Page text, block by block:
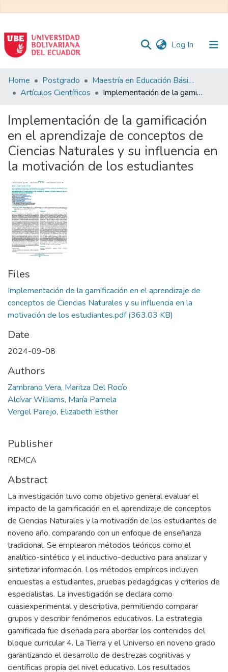
Log In (current)
Communities
&
All of DSpace
Statistics
Home Postgrado
Maestría en Educación Básica
Artículos Científicos
Implementación de la gamificación en el aprendizaje de conceptos de Ciencias Naturales y su influencia en la motivación de los estudiantes
Implementación de la gamificación
en el aprendizaje de conceptos de
Ciencias Naturales y su influencia en
la motivación de los estudiantes
Files
Implementación de la gamificación en el aprendizaje de
conceptos de Ciencias Naturales y su influencia en la
motivación de los estudiantes.pdf(363.03 KB)
Date
2024-09-08
Authors
Zambrano Vera, Maritza Del Rocío
Alcívar Williams, María Pamela
Vergel Parejo, Elizabeth Esther
Publisher
REMCA
Abstract
La investigación tuvo como objetivo general evaluar el
impacto de la gamificación en el aprendizaje de conceptos
de Ciencias Naturales y la motivación de los estudiantes de
noveno año, comparando con un enfoque de enseñanza
tradicional. Se emplearon métodos teóricos como el
analítico-sintético y el inductivo-deductivo para analizar y
sintetizar información. Los métodos empíricos incluyen
encuestas a estudiantes, pruebas pedagógicas y criterios de
especialistas. La investigación se declara como
cuasiexperimental y descriptiva, permitiendo comparar
grupos y describir fenómenos educativos. La estrategia
gamificada fue diseñada para abordar los contenidos del
bloque curricular 4. La Tierra y el Universo en noveno grado
garantizando el desarrollo de destrezas cognitivas y
científicas propia del nivel educativo. Los resultados